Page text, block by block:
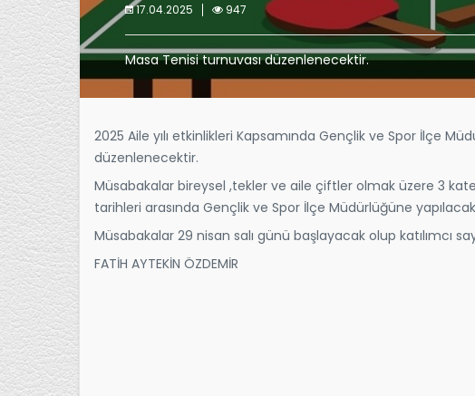
17.04.2025 947
Masa Tenisi turnuvası düzenlenecektir.
2025 Aile yılı etkinlikleri Kapsamında Gençlik ve Spor İlçe
düzenlenecektir.
Müsabakalar bireysel ,tekler ve aile çiftler olmak üzere 3
tarihleri arasında Gençlik ve Spor İlçe Müdürlüğüne
Müsabakalar 29 nisan salı günü başlayacak olup katılımcı
FATİH AYTEKİN ÖZDEMİR